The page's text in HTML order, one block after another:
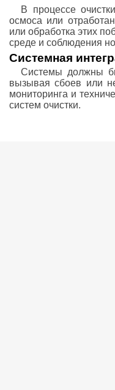
В процессе
осмоса или
или обработка этих
среде и соблюдения
Системная
Системы должны
вызывая сбоев или
мониторинга и
систем очистки.